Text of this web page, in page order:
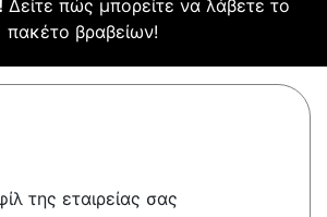
Δείτε πώς μπορείτε να λάβετε το
πακέτο βραβείων!
της εταιρείας σας